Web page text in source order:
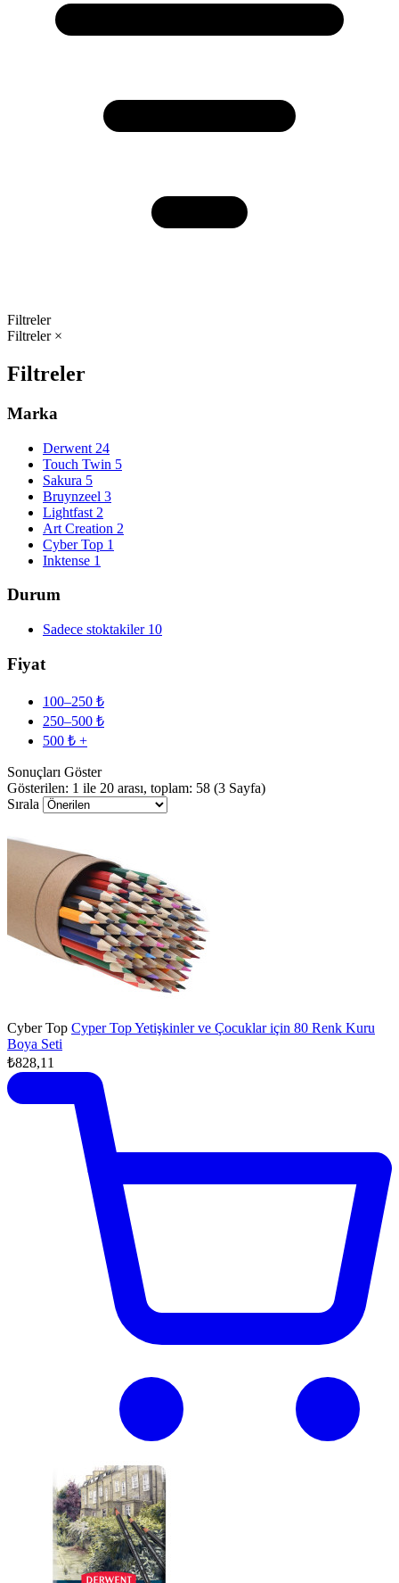
Filtreler
Filtreler ×
Filtreler
Marka
Derwent 24
Touch Twin 5
Sakura 5
Bruynzeel 3
Lightfast 2
Art Creation 2
Cyber Top 1
Inktense 1
Durum
Sadece stoktakiler 10
Fiyat
100–250 ₺
250–500 ₺
500 ₺ +
Sonuçları Göster
Gösterilen: 1 ile 20 arası, toplam: 58 (3 Sayfa)
Sırala
Cyber Top Cyper Top Yetişkinler ve Çocuklar için 80 Renk Kuru
Boya Seti
₺828,11